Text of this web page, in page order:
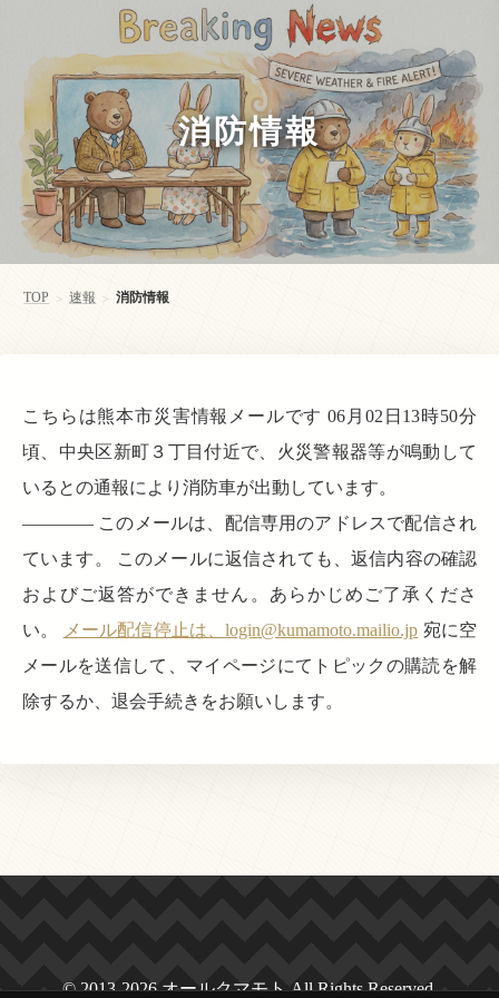
消防情報
TOP > 速報 > 消防情報
こちらは熊本市災害情報メールです 06月02日13時50分
頃、中央区新町３丁目付近で、火災警報器等が鳴動して
いるとの通報により消防車が出動しています。
———— このメールは、配信専用のアドレスで配信され
ています。 このメールに返信されても、返信内容の確認
およびご返答ができません。あらかじめご了承くださ
い。
メール配信停止は、login@kumamoto.mailio.jp 宛に空
メールを送信して、マイページにてトピックの購読を解
除するか、退会手続きをお願いします。
© 2013-2026 オールクマモト All Rights Reserved.